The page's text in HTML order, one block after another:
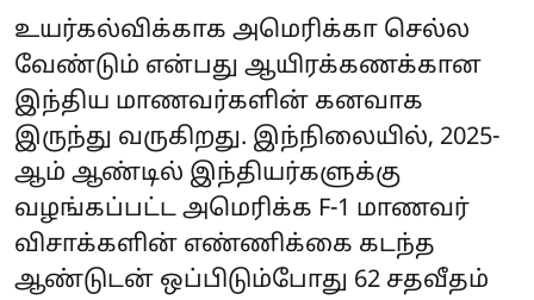
உயர்கல்விக்காக அமெரிக்கா செல்ல
வேண்டும் என்பது ஆயிரக்கணக்கான
இந்திய மாணவர்களின் கனவாக
இருந்து வருகிறது. இந்நிலையில், 2025-
ஆம் ஆண்டில் இந்தியர்களுக்கு
வழங்கப்பட்ட அமெரிக்க F-1 மாணவர்
விசாக்களின் எண்ணிக்கை கடந்த
ஆண்டுடன் ஒப்பிடும்போது 62 சதவீதம்